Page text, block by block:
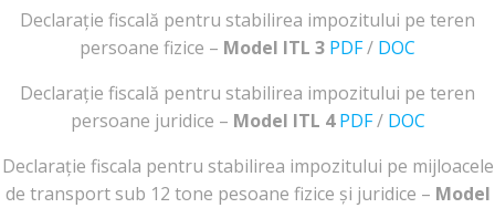
Declarație fiscală pentru stabilirea impozitului pe teren
persoane fizice – Model ITL 3 PDF/ DOC
Declarație fiscală pentru stabilirea impozitului pe teren
persoane juridice – Model ITL 4 PDF/ DOC
Declarație fiscala pentru stabilirea impozitului pe mijloacele
de transport sub 12 tone pesoane fizice și juridice – Model